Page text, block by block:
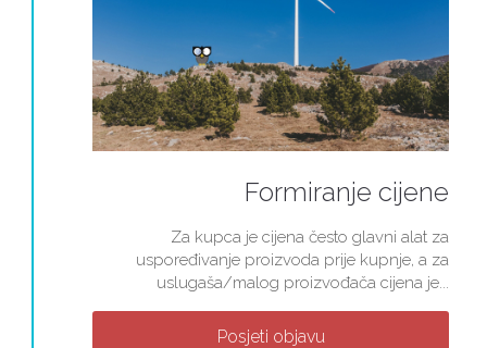
Formiranje cijene
Za kupca je cijena često glavni alat za
uspoređivanje proizvoda prije kupnje, a za
uslugaša/malog proizvođača cijena je...
Posjeti objavu